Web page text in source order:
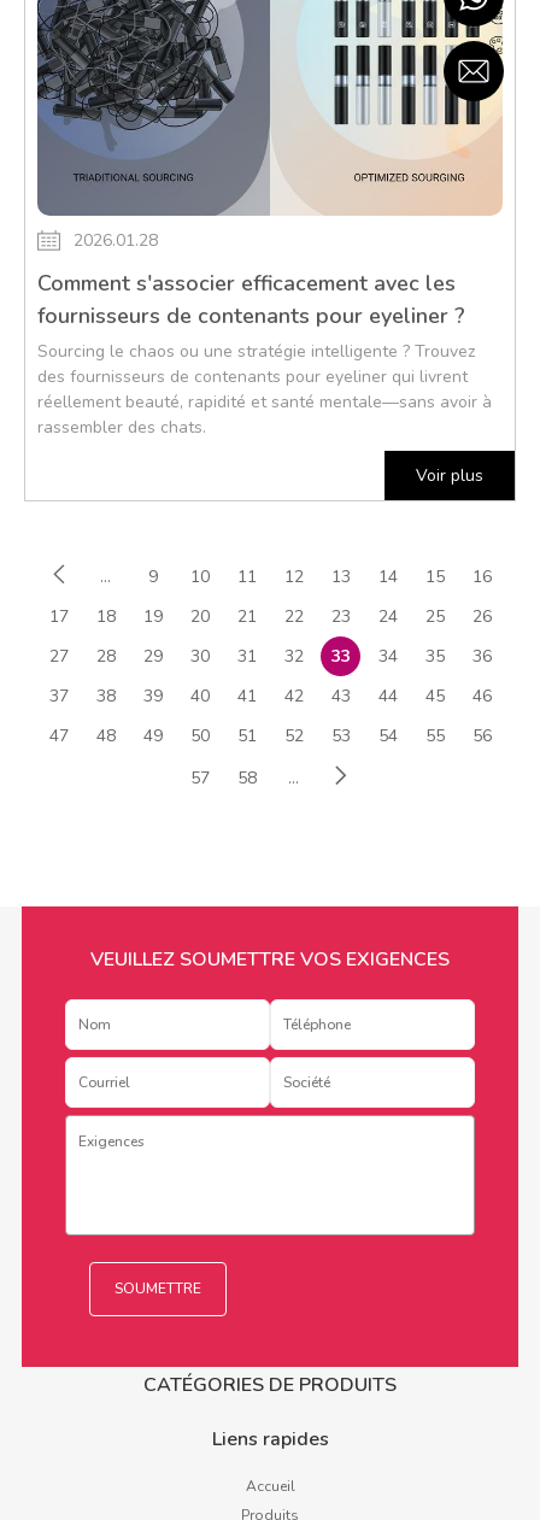
2026.01.28
Comment s'associer efficacement avec les
fournisseurs de contenants pour eyeliner ?
Sourcing le chaos ou une stratégie intelligente ? Trouvez
des fournisseurs de contenants pour eyeliner qui livrent
réellement beauté, rapidité et santé mentale—sans avoir à
rassembler des chats.
Voir plus
... 9 10 11 12 13 14 15
16
17
18 19 20 21 22 23 24 25
26
27
28 29 30 31 32 33 34 35
36
37
38 39 40 41 42 43 44 45
46
47
48 49 50 51 52 53 54 55
56
57
58 ...
VEUILLEZ SOUMETTRE VOS EXIGENCES
CATÉGORIES DE PRODUITS
Liens rapides
Accueil
Produits